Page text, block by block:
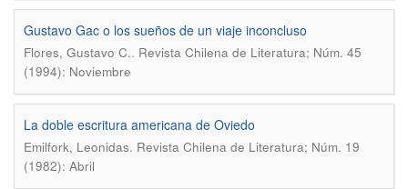
Gustavo Gac o los sueños de un viaje inconcluso
Flores, Gustavo C.. Revista Chilena de Literatura; Núm. 45
(1994): Noviembre
La doble escritura americana de Oviedo
Emilfork, Leonidas. Revista Chilena de Literatura; Núm. 19
(1982): Abril